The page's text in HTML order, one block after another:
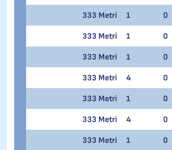
333 Metri 1 0
333 Metri 1 0
333 Metri 1 0
333 Metri 4 0
333 Metri 1 0
333 Metri 4 0
333 Metri 1 0